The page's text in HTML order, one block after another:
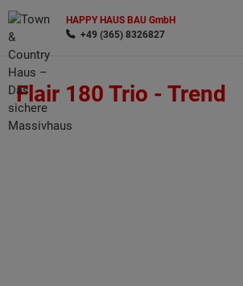
HAPPY HAUS BAU GmbH
+49 (365) 8326827
Flair 180 Trio - Trend
Wonach möchten Sie suchen?